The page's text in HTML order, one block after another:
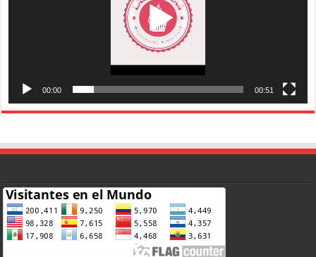
00:00 00:51